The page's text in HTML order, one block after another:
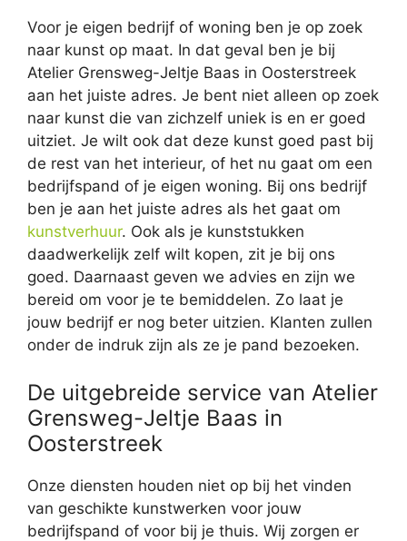
Voor je eigen bedrijf of woning ben je op zoek
naar kunst op maat. In dat geval ben je bij
Atelier Grensweg-Jeltje Baas in Oosterstreek
aan het juiste adres. Je bent niet alleen op zoek
naar kunst die van zichzelf uniek is en er goed
uitziet. Je wilt ook dat deze kunst goed past bij
de rest van het interieur, of het nu gaat om een
bedrijfspand of je eigen woning. Bij ons bedrijf
ben je aan het juiste adres als het gaat om
kunstverhuur. Ook als je kunststukken
daadwerkelijk zelf wilt kopen, zit je bij ons
goed. Daarnaast geven we advies en zijn we
bereid om voor je te bemiddelen. Zo laat je
jouw bedrijf er nog beter uitzien. Klanten zullen
onder de indruk zijn als ze je pand bezoeken.
De uitgebreide service van Atelier
Grensweg-Jeltje Baas in
Oosterstreek
Onze diensten houden niet op bij het vinden
van geschikte kunstwerken voor jouw
bedrijfspand of voor bij je thuis. Wij zorgen er